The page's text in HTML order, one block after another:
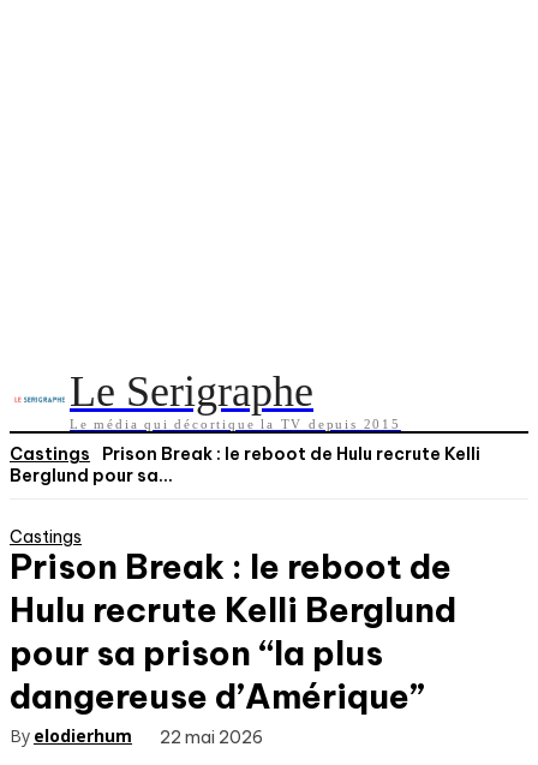
Le Serigraphe
Le média qui décortique la TV depuis 2015
Castings
Prison Break : le reboot de Hulu recrute Kelli
Berglund pour sa...
Castings
Prison Break : le reboot de
Hulu recrute Kelli Berglund
pour sa prison “la plus
dangereuse d’Amérique”
By elodierhum 22 mai 2026